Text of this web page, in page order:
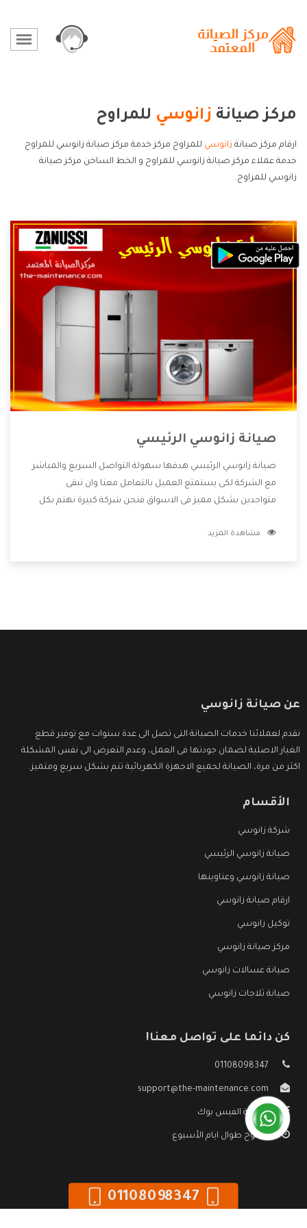
مركز صيانة زانوسي للمراوح
ارقام مركز صيانة زانوسي للمراوح مركز خدمة مركز صيانة زانوسي للمراوح
خدمة عملاء مركز صيانة زانوسي للمراوح و الخط الساخن مركز صيانة
زانوسي للمراوح.
صيانة زانوسي الرئيسي
صيانة زانوسي الرئيسي هدفها سهولة التواصل السريع والمباشر
مع الشركة لكى يستمتع العميل بالتعامل معنا وان نبقى
متواجدين بشكل مميز فى الاسواق فنحن شركة كبيرة نهتم بكل
الشركة بها والتى تكون منها خدمة الصيانة التى تكون من أهم
مشاهدة المزيد
عن صيانة زانوسي
نقدم لعملائنا خدمات الصيانة التى تصل الى عدة سنوات مع توفير قطع
الغيار الاصلية لضمان جودتها فى العمل، وعدم التعرض الى نفس المشكلة
اكثر من مرة، الصيانة لجميع الاجهزة الكهربائية تتم بشكل سريع ومتميز.
الأقسام
شركة زانوسي
صيانة زانوسي الرئيسي
صيانة زانوسي وعناوينها
ارقام صيانة زانوسي
توكيل زانوسي
مركز صيانة زانوسي
صيانة غسالات زانوسي
صيانة ثلاجات زانوسي
كن دائما على تواصل معنا!
01108098347
support@the-maintenance.com
صفحة الفيس بوك
مفتوح طوال ايام الأسبوع
01108098347